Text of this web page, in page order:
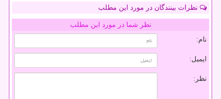
نظرات بینندگان در مورد این مطلب
نظر شما در مورد این مطلب
نام:
ایمیل:
نظر: